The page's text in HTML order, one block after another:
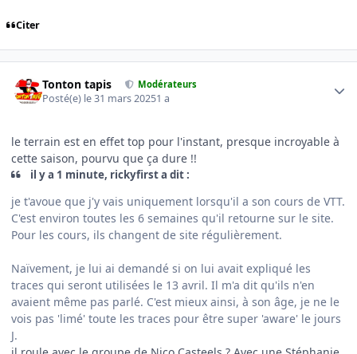
Citer
Tonton tapis Modérateurs
Posté(e) le 31 mars 20251 a
le terrain est en effet top pour l'instant, presque incroyable à
cette saison, pourvu que ça dure !!
il y a 1 minute, rickyfirst a dit :
je t'avoue que j'y vais uniquement lorsqu'il a son cours de VTT.
C'est environ toutes les 6 semaines qu'il retourne sur le site.
Pour les cours, ils changent de site régulièrement.
Naïvement, je lui ai demandé si on lui avait expliqué les
traces qui seront utilisées le 13 avril. Il m'a dit qu'ils n'en
avaient même pas parlé. C'est mieux ainsi, à son âge, je ne le
vois pas 'limé' toute les traces pour être super 'aware' le jours
J.